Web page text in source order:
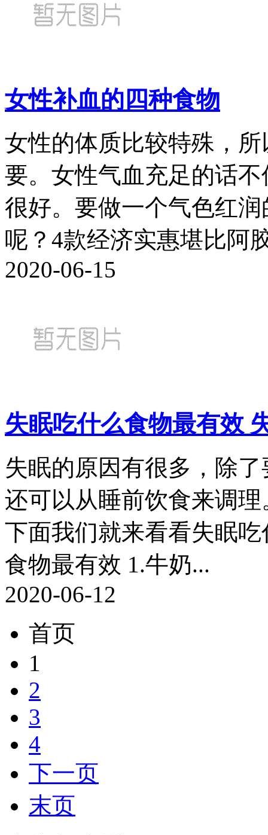
女性补血的四种食物
女性的体质比较特殊，
要。女性气血充足的话
很好。要做一个气色红
呢？4款经济实惠堪比阿
2020-06-15
失眠吃什么食物最有效
失眠的原因有很多，除
还可以从睡前饮食来调
下面我们就来看看失眠
食物最有效 1.牛奶...
2020-06-12
首页
1
2
3
4
下一页
末页